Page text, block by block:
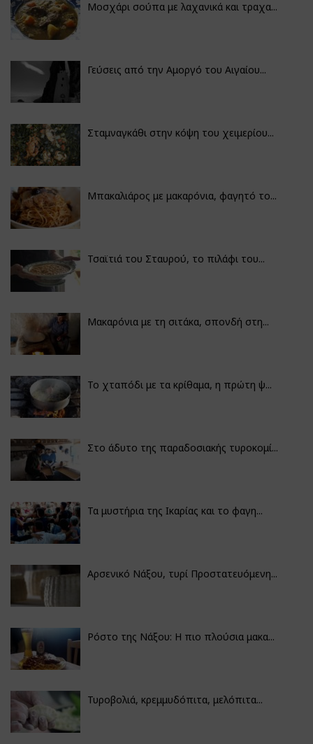
Μοσχάρι σούπα με λαχανικά και τραχα...
Γεύσεις από την Αμοργό του Αιγαίου...
Σταμναγκάθι στην κόψη του χειμερίου...
Μπακαλιάρος με μακαρόνια, φαγητό το...
Τσαϊτιά του Σταυρού, το πιλάφι του...
Μακαρόνια με τη σιτάκα, σπονδή στη...
Το χταπόδι με τα κρίθαμα, η πρώτη ψ...
Στο άδυτο της παραδοσιακής τυροκομί...
Τα μυστήρια της Ικαρίας και το φαγη...
Αρσενικό Νάξου, τυρί Προστατευόμενη...
Ρόστο της Νάξου: Η πιο πλούσια μακα...
Τυροβολιά, κρεμμυδόπιτα, μελόπιτα...